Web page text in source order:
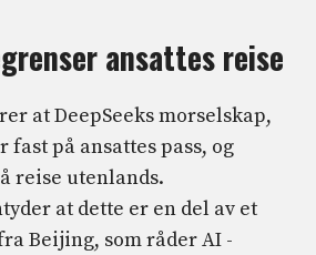
ansattes reise
at DeepSeeks morselskap,
fast på ansattes pass, og
reise utenlands.
at dette er en del av et
Beijing, som råder AI -